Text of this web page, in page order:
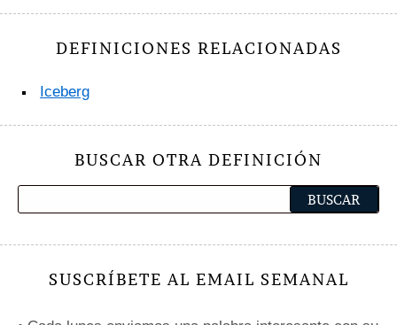
DEFINICIONES RELACIONADAS
Iceberg
BUSCAR OTRA DEFINICIÓN
SUSCRÍBETE AL EMAIL SEMANAL